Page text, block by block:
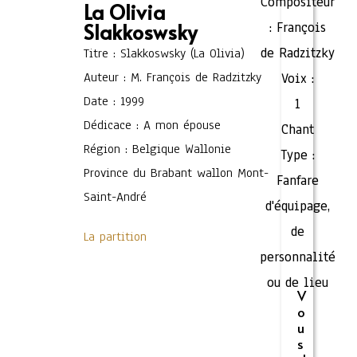
La Olivia
Slakkoswsky
Titre : Slakkoswsky (La Olivia)
Auteur : M. François de Radzitzky
Date : 1999
Dédicace : A mon épouse
Région : Belgique Wallonie
Province du Brabant wallon Mont-
Saint-André
La partition
: François
de Radzitzky
Voix :
1
Chant
Type :
Fanfare
d'équipage,
de
personnalité
ou de lieu
V
o
u
s